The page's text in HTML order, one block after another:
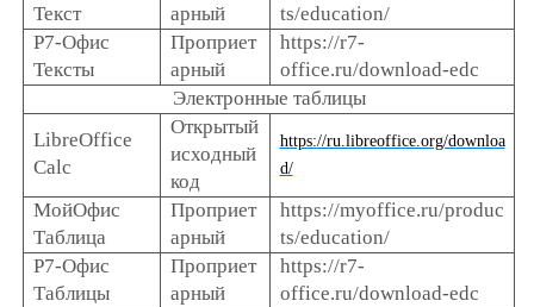
Текст
арный
ts/education/
Р7-Офис
Тексты
Проприет
арный
https://r7-
office.ru/download-edc
Электронные таблицы
LibreOffice
Calc
Открытый
исходный
код
https://ru.libreoffice.org/downloa
d/
МойОфис
Таблица
Проприет
арный
https://myoffice.ru/produc
ts/education/
Р7-Офис
Таблицы
Проприет
арный
https://r7-
office.ru/download-edc